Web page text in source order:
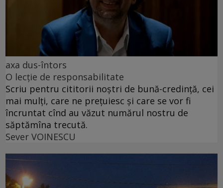
axa dus-întors
O lecție de responsabilitate
Scriu pentru cititorii noștri de bună-credință, cei
mai mulți, care ne prețuiesc și care se vor fi
încruntat cînd au văzut numărul nostru de
săptămîna trecută.
Sever VOINESCU